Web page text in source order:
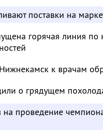
поставки на
горячая линия по
к врачам
о грядущем
на проведение